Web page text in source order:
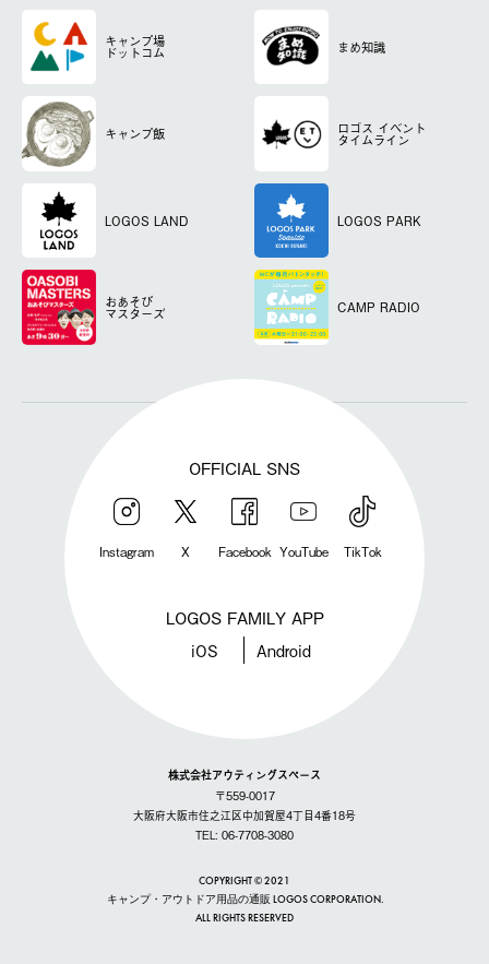
キャンプ場
ドットコム まめ知識
キャンプ飯 ロゴス イベント
タイムライン
LOGOS LAND LOGOS PARK
おあそび
マスターズ CAMP RADIO
OFFICIAL SNS
Instagram X Facebook YouTube TikTok
LOGOS FAMILY APP
iOS Android
株式会社アウティングスペース
〒559-0017
大阪府大阪市住之江区中加賀屋4丁目4番18号
TEL: 06-7708-3080
COPYRIGHT © 2021
キャンプ・アウトドア用品の通販 LOGOS CORPORATION.
ALL RIGHTS RESERVED